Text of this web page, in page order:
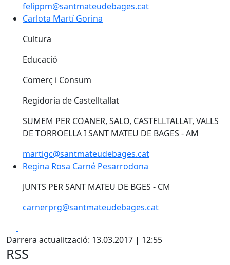
felippm@santmateudebages.cat
Carlota Martí Gorina
Carlota Martí Gorina
Cultura
Educació
Comerç i Consum
Regidoria de Castelltallat
SUMEM PER COANER, SALO, CASTELLTALLAT, VALLS
DE TORROELLA I SANT MATEU DE BAGES - AM
martigc@santmateudebages.cat
Regina Rosa Carné Pesarrodona
Regina Rosa Carné Pesarrodona
JUNTS PER SANT MATEU DE BGES - CM
carnerprg@santmateudebages.cat
Darrera actualització: 13.03.2017 | 12:55
RSS